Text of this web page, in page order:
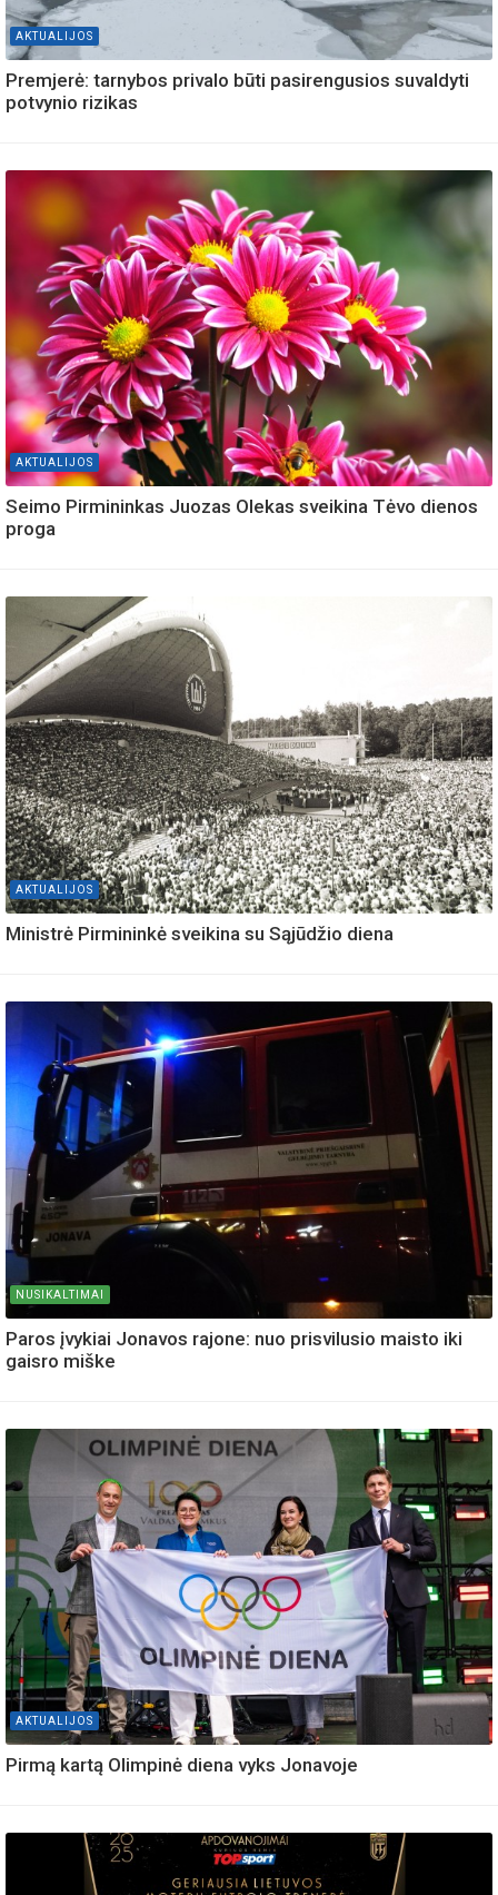
AKTUALIJOS
Premjerė: tarnybos privalo būti pasirengusios suvaldyti
potvynio rizikas
AKTUALIJOS
Seimo Pirmininkas Juozas Olekas sveikina Tėvo dienos
proga
AKTUALIJOS
Ministrė Pirmininkė sveikina su Sąjūdžio diena
NUSIKALTIMAI
Paros įvykiai Jonavos rajone: nuo prisvilusio maisto iki
gaisro miške
AKTUALIJOS
Pirmą kartą Olimpinė diena vyks Jonavoje